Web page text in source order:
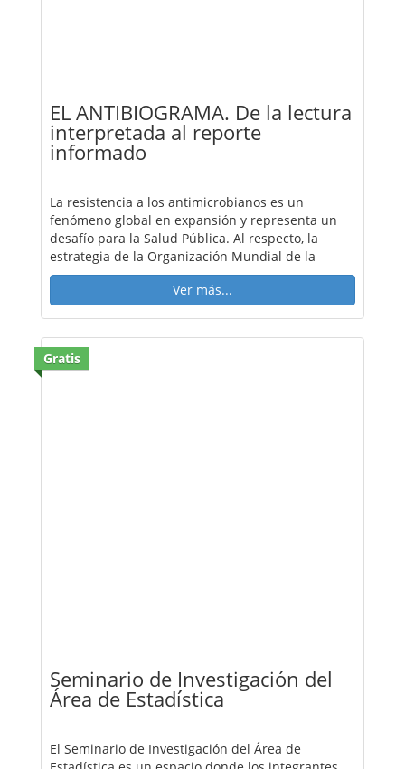
EL ANTIBIOGRAMA. De la lectura
interpretada al reporte
informado
La resistencia a los antimicrobianos es un
fenómeno global en expansión y representa un
desafío para la Salud Pública. Al respecto, la
estrategia de la Organización Mundial de la
Ver más...
Gratis
Seminario de Investigación del
Área de Estadística
El Seminario de Investigación del Área de